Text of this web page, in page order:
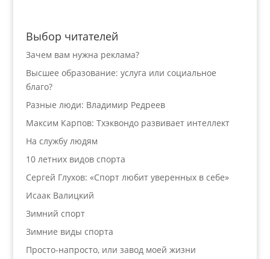
Выбор читателей
Зачем вам нужна реклама?
Высшее образование: услуга или социальное
благо?
Разные люди: Владимир Редреев
Максим Карпов: Тхэквондо развивает интеллект
На службу людям
10 летних видов спорта
Сергей Глухов: «Спорт любит уверенных в себе»
Исаак Валицкий
Зимний спорт
Зимние виды спорта
Просто-напросто, или завод моей жизни